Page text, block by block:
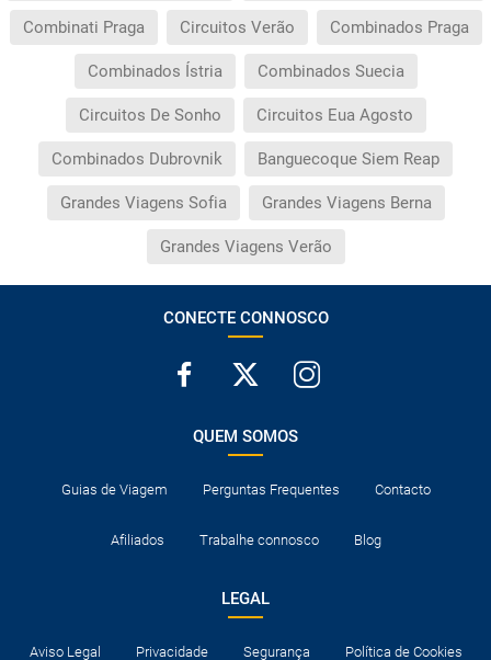
Combinati Praga Circuitos Verão Combinados Praga
Combinados Ístria Combinados Suecia
Circuitos De Sonho Circuitos Eua Agosto
Combinados Dubrovnik Banguecoque Siem Reap
Grandes Viagens Sofia Grandes Viagens Berna
Grandes Viagens Verão
CONECTE CONNOSCO
QUEM SOMOS
Guias de Viagem Perguntas Frequentes Contacto
Afiliados Trabalhe connosco Blog
LEGAL
Aviso Legal Privacidade Segurança Política de Cookies